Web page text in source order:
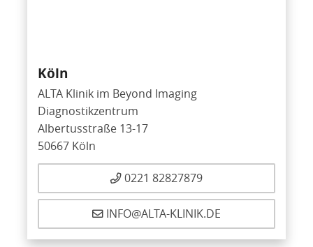
Köln
ALTA Klinik im Beyond Imaging
Diagnostikzentrum
Albertusstraße 13-17
50667 Köln
0221 82827879
INFO@ALTA-KLINIK.DE